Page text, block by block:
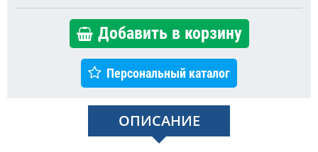
Добавить в корзину
Персональный каталог
ОПИСАНИЕ